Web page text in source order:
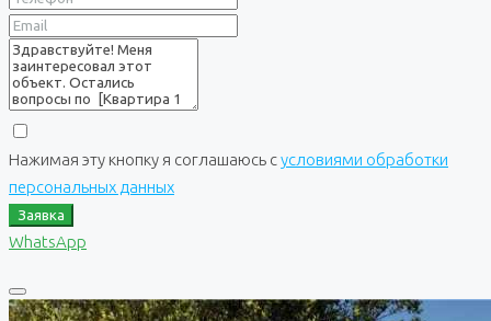
Нажимая эту кнопку я соглашаюсь сусловиями обработки
персональных данных
Заявка
WhatsApp